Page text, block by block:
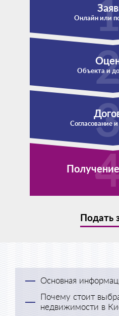
Основная
Почему стоит
недвижимости в
Онлайн или
Объекта и
Согласование
Подать